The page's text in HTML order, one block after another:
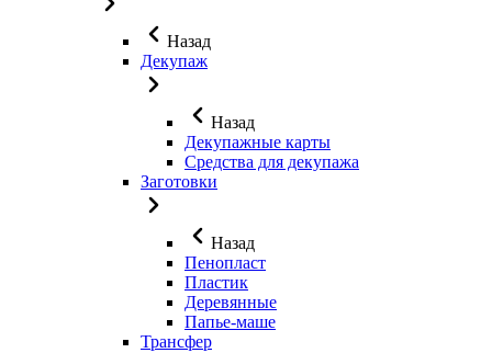
Назад
Декупаж
Назад
Декупажные карты
Средства для декупажа
Заготовки
Назад
Пенопласт
Пластик
Деревянные
Папье-маше
Трансфер